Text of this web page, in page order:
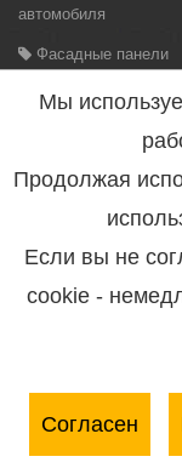
автомобиля
Фасадные панели
Контакты
Комплектация
Шторные двери без
Алюминиевый
Мы
Продолжая
Если вы не
cookie -
Согласен